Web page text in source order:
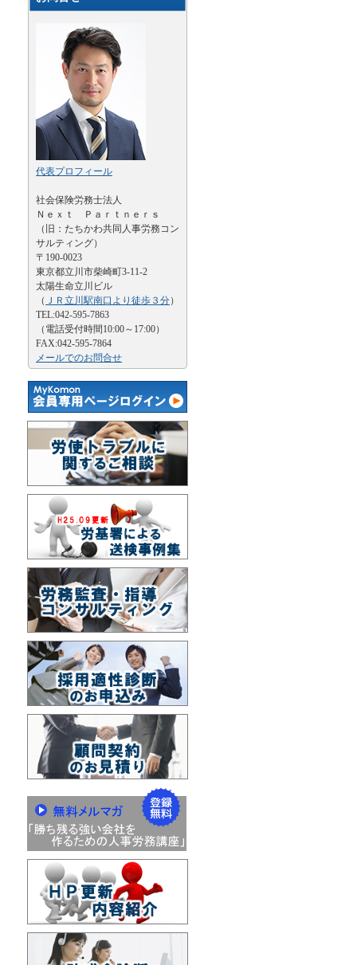
代表プロフィール
社会保険労務士法人
Ｎｅｘｔ Ｐａｒｔｎｅｒｓ
（旧：たちかわ共同人事労務コン
サルティング）
〒190-0023
東京都立川市柴崎町3-11-2
太陽生命立川ビル
（ ＪＲ立川駅南口より徒歩３分）
TEL:042-595-7863
（電話受付時間10:00～17:00）
FAX:042-595-7864
メールでのお問合せ